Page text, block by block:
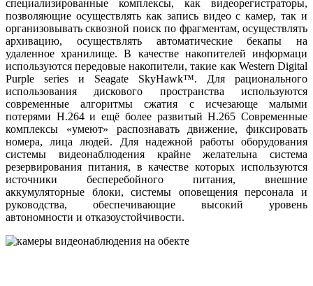
специализированные комплексы, как видеорегистраторы,
позволяющие осуществлять как запись видео с камер, так и
организовывать сквозной поиск по фрагментам, осуществлять
архивацию, осуществлять автоматические бекапы на
удаленное хранилище. В качестве накопителей информаци
используются передовые накопители, такие как Western Digital
Purple series и Seagate SkyHawk™. Для рационального
использования дискового пространства используются
современные алгоритмы сжатия с исчезающе малыми
потерями H.264 и ещё более развитый H.265 Современные
комплексы «умеют» распознавать движение, фиксировать
номера, лица людей. Для надежной работы оборудования
системы видеонаблюдения крайне желательна система
резервирования питания, в качестве которых используются
источники бесперебойного питания, внешние
аккумуляторные блоки, системы оповещения персонала и
руководства, обеспечивающие высокий уровень
автономности и отказоустойчивости.